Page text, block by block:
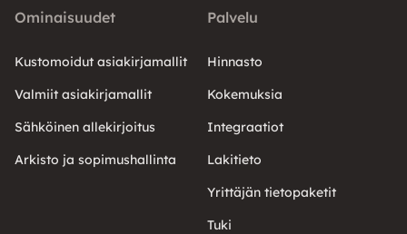
Ominaisuudet
Kustomoidut asiakirjamallit
Valmiit asiakirjamallit
Sähköinen allekirjoitus
Arkisto ja sopimushallinta
Palvelu
Hinnasto
Kokemuksia
Integraatiot
Lakitieto
Yrittäjän tietopaketit
Tuki